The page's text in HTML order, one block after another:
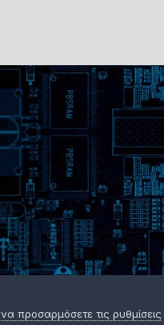
να προσαρμόσετε τις ρυθμίσεις